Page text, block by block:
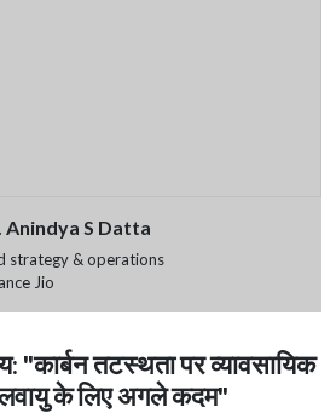
Anindya S Datta
strategy & operations
Jio
"कार्बन तटस्थता पर व्यावसायिक
के लिए अगले कदम"